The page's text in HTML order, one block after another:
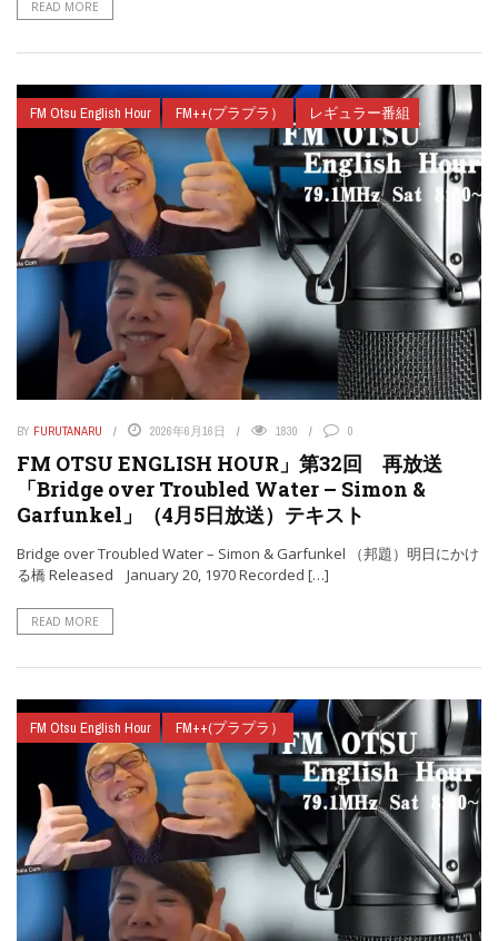
READ MORE
FM Otsu English Hour FM++(プラプラ） レギュラー番組
BY FURUTANARU 2026年6月16日 1830 0
FM OTSU ENGLISH HOUR」第32回 再放送
「Bridge over Troubled Water – Simon &
Garfunkel」（4月5日放送）テキスト
Bridge over Troubled Water – Simon & Garfunkel （邦題）明日にかけ
る橋 Released January 20, 1970 Recorded […]
READ MORE
FM Otsu English Hour FM++(プラプラ）